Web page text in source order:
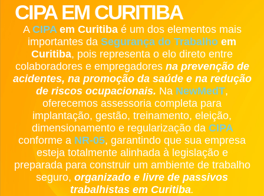
CIPA EM CURITIBA
A CIPAem Curitibaé um dos elementos mais
importantes da Segurança do Trabalho em
Curitiba, pois representa o elo direto entre
colaboradores e empregadores na prevenção de
acidentes, na promoção da saúde e na redução
de riscos ocupacionais. Na NewMedT,
oferecemos assessoria completa para
implantação, gestão, treinamento, eleição,
dimensionamento e regularização da CIPA
conforme a NR-05, garantindo que sua empresa
esteja totalmente alinhada à legislação e
preparada para construir um ambiente de trabalho
seguro, organizado e livre de passivos
trabalhistas em Curitiba.